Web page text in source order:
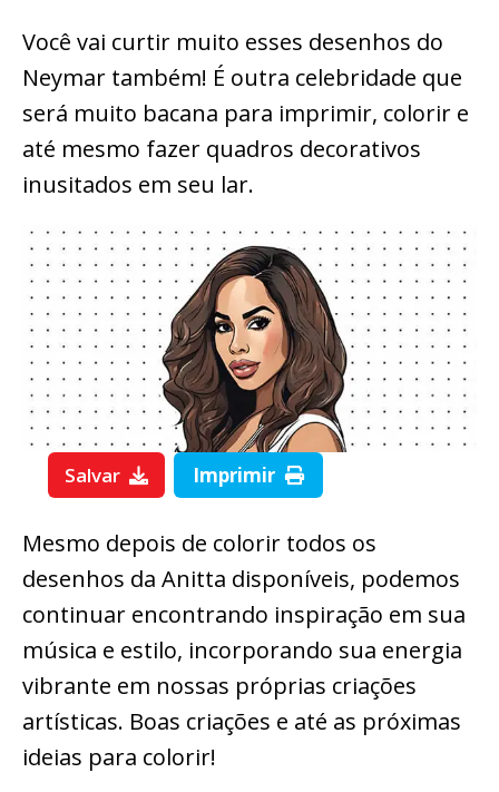
Você vai curtir muito esses desenhos do
Neymar também! É outra celebridade que
será muito bacana para imprimir, colorir e
até mesmo fazer quadros decorativos
inusitados em seu lar.
Salvar Imprimir
Mesmo depois de colorir todos os
desenhos da Anitta disponíveis, podemos
continuar encontrando inspiração em sua
música e estilo, incorporando sua energia
vibrante em nossas próprias criações
artísticas. Boas criações e até as próximas
ideias para colorir!